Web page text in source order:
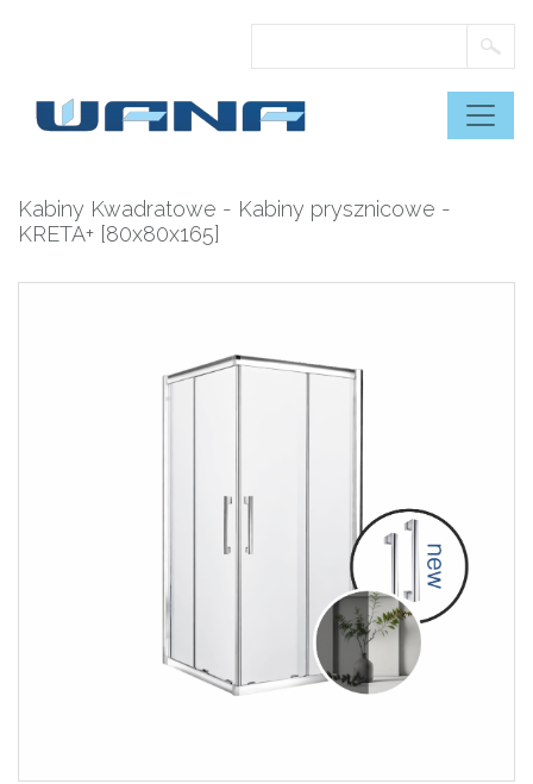
Kabiny Kwadratowe - Kabiny prysznicowe -
KRETA+ [80x80x165]